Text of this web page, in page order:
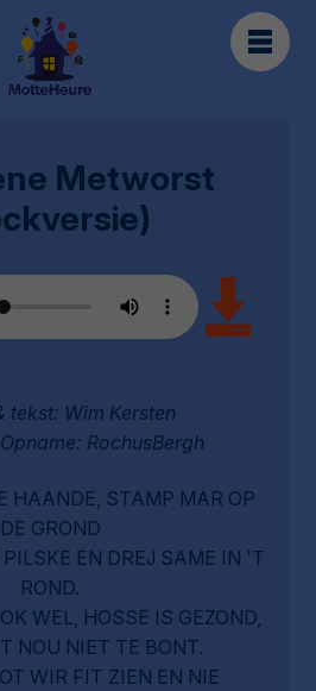
Metworst
tekst: Wim Kersten
RochusBergh
HAANDE, STAMP MAR OP
DE GROND
EN DREJ SAME IN 'T
ROND.
WEL, HOSSE IS GEZOND,
NOU NIET TE BONT.
WIR FIT ZIEN EN NIE